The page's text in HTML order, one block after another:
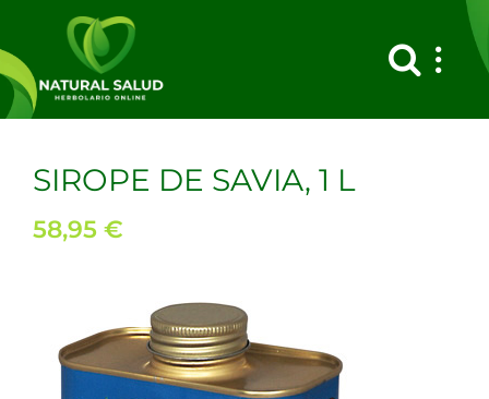
contenido
SIROPE DE SAVIA, 1 L
58,95 €